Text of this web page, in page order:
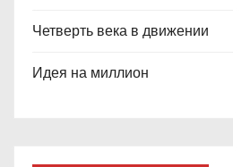
Четверть века в движении
Идея на миллион